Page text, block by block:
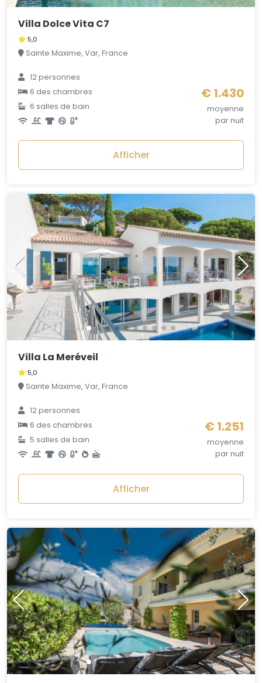
Villa Dolce Vita C7
5,0
Sainte Maxime, Var, France
12 personnes
6 des chambres
6 salles de bain
€ 1.430
moyenne
par nuit
Afficher
Villa La Meréveil
5,0
Sainte Maxime, Var, France
12 personnes
6 des chambres
5 salles de bain
€ 1.251
moyenne
par nuit
Afficher